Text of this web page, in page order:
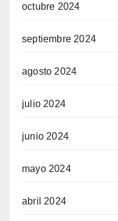
octubre 2024
septiembre 2024
agosto 2024
julio 2024
junio 2024
mayo 2024
abril 2024